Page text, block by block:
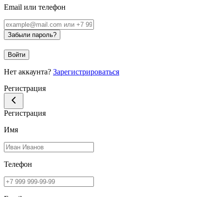
Email или телефон
Забыли пароль?
Войти
Нет аккаунта? Зарегистрироваться
Регистрация
Регистрация
Имя
Телефон